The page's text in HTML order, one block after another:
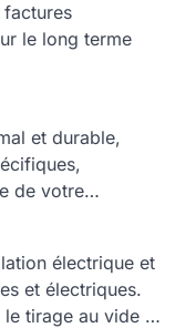
factures
le long terme
et durable,
de votre
électrique et
et électriques.
tirage au vide et